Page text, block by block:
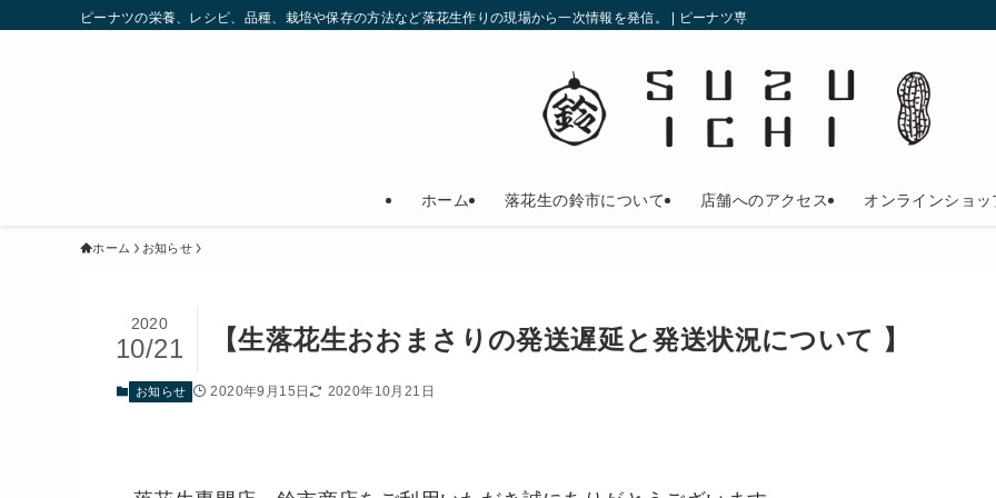
ピーナツの栄養、レシピ、品種、栽培や保存の方法など落花生作りの現場から一次情報を発信。 | ピーナツ専門店の鈴市
ホーム 落花生の鈴市について 店舗へのアクセス オンラインショッ
ホーム お知らせ
【生落花生おおまさりの発送遅延と発送状況について 】
2020
10/21
お知らせ 2020年9月15日 2020年10月21日